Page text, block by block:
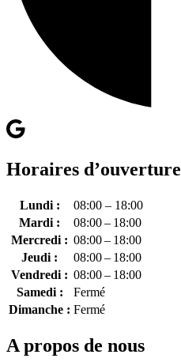
Horaires d’ouverture
Lundi :
08:00 – 18:00
Mardi :
08:00 – 18:00
Mercredi : 08:00 – 18:00
Jeudi :
08:00 – 18:00
Vendredi : 08:00 – 18:00
Samedi :
Fermé
Dimanche : Fermé
A propos de nous